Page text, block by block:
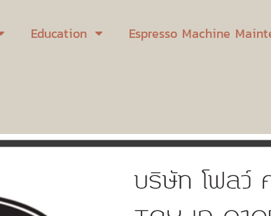
Education Espresso Machine